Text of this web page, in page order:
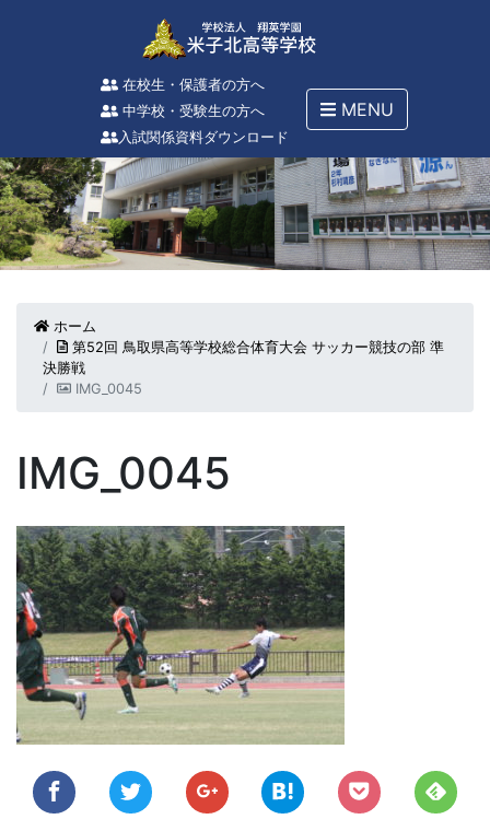
在校生・保護者の方へ
中学校・受験生の方へ
入試関係資料ダウンロード
MENU
ホーム
第52回 鳥取県高等学校総合体育大会 サッカー競技の部 準
決勝戦
IMG_0045
IMG_0045